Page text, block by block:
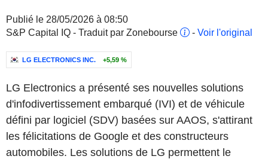
Publié le 28/05/2026 à 08:50
S&P Capital IQ - Traduit par Zonebourse
- Voir l'original
LG ELECTRONICS INC. +5,59 %
LG Electronics a présenté ses nouvelles solutions
d'infodivertissement embarqué (IVI) et de véhicule
défini par logiciel (SDV) basées sur AAOS, s'attirant
les félicitations de Google et des constructeurs
automobiles. Les solutions de LG permettent le